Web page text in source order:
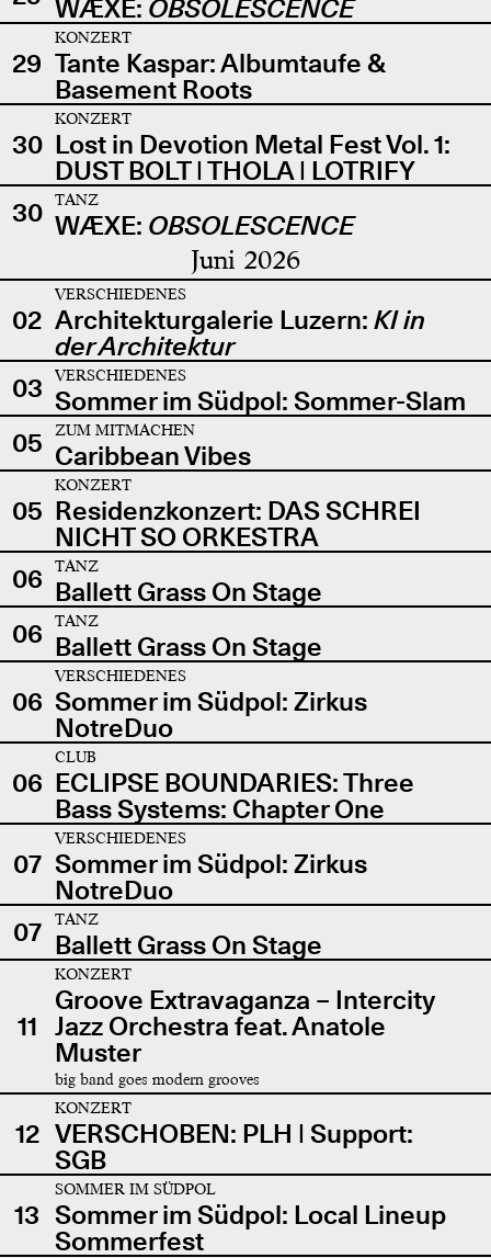
WÆXE: OBSOLESCENCE
29
KONZERT
Tante Kaspar: Albumtaufe &
Basement Roots
30
KONZERT
Lost in Devotion Metal Fest Vol. 1:
DUST BOLT | THOLA | LOTRIFY
30
TANZ
WÆXE: OBSOLESCENCE
Juni 2026
02
VERSCHIEDENES
Architekturgalerie Luzern: KI in
der Architektur
03
VERSCHIEDENES
Sommer im Südpol: Sommer-Slam
05
ZUM MITMACHEN
Caribbean Vibes
05
KONZERT
Residenzkonzert: DAS SCHREI
NICHT SO ORKESTRA
06
TANZ
Ballett Grass On Stage
06
TANZ
Ballett Grass On Stage
06
VERSCHIEDENES
Sommer im Südpol: Zirkus
NotreDuo
06
CLUB
ECLIPSE BOUNDARIES: Three
Bass Systems: Chapter One
07
VERSCHIEDENES
Sommer im Südpol: Zirkus
NotreDuo
07
TANZ
Ballett Grass On Stage
11
KONZERT
Groove Extravaganza – Intercity
Jazz Orchestra feat. Anatole
Muster
big band goes modern grooves
12
KONZERT
VERSCHOBEN: PLH | Support:
SGB
13
SOMMER IM SÜDPOL
Sommer im Südpol: Local Lineup
Sommerfest